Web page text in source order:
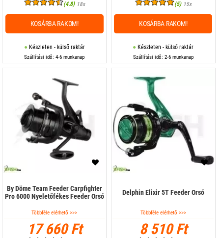
(4.8) 18x
Készleten - külső raktár
Szállítási idő: 4-6 munkanap
KOSÁRBA RAKOM!
(5) 15x
Készleten - külső raktár
Szállítási idő: 2-6 munkanap
KOSÁRBA RAKOM!
By Döme Team Feeder Carpfighter
Pro 6000 Nyeletőfékes Feeder Orsó
Többféle elérhető >>>
17 660 Ft
Delphin Elixir 5T Feeder Orsó
Többféle elérhető >>>
8 510 Ft